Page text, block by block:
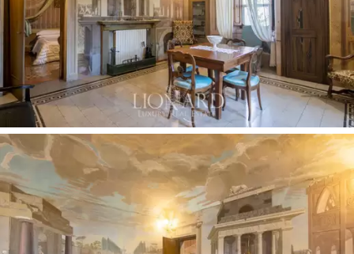
evlerininve ufukta Trasimeno'nun ana hatlarının
bulunduğu, zeytinlikler ve üzüm bağları açısından
zengin çevredeki kırsalınmuhteşem manzarasının
keyfini çıkarabilirsiniz.
Atmosfer, zamanın estetik tarzını takip eden, asırlık
bitkilerle zenginleştirilmiş bir Risorgimento bahçesi
ile tamamlanmaktadır. Çitlerin arasında, Risorgimento ve
İtalya'nın Birleşmesi'nin seslerinin yankısı neredeyse
duyulabilir gibi görünüyor; İtalya'yı yaşam sanatı için bir
referans noktası olarak gören o zengin Avrupa'yı